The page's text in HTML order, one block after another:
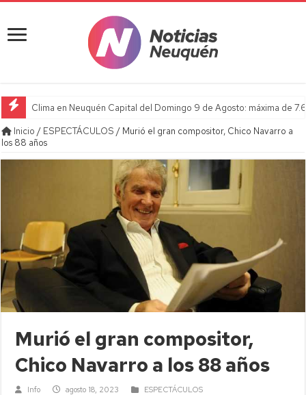
Clima en Neuquén Capital del Domingo 9 de Agosto: máxima de
Inicio / ESPECTÁCULOS / Murió el gran compositor, Chico Navarro a
los 88 años
Murió el gran compositor,
Chico Navarro a los 88 años
Info agosto 18, 2023 ESPECTÁCULOS